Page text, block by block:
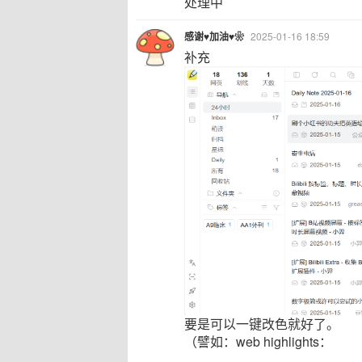
感谢♥加油♥❀ 2025-01-16 18:59
补充
要是可以一键改色就好了。
（譬如：web highlights：